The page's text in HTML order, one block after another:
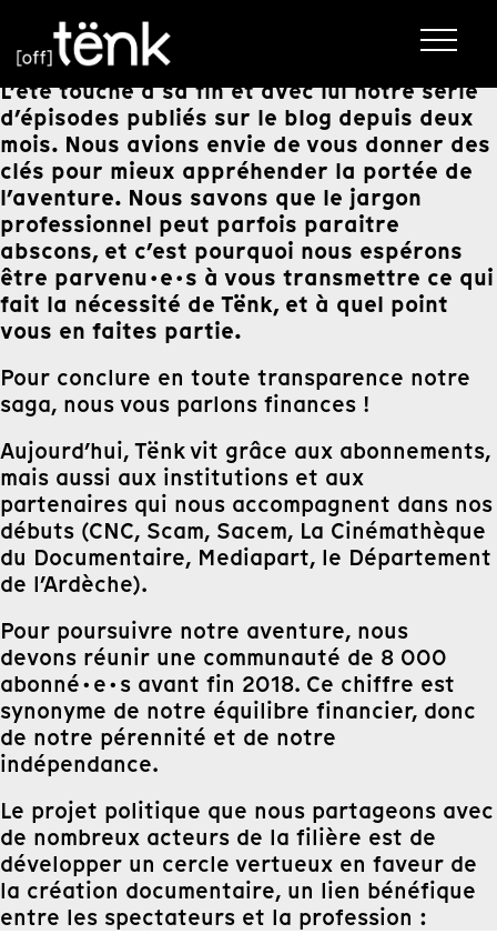
L’été touche à sa fin et avec lui notre série
d’épisodes publiés sur le blog depuis deux
mois. Nous avions envie de vous donner des
clés pour mieux appréhender la portée de
l’aventure. Nous savons que le jargon
professionnel peut parfois paraitre
abscons, et c’est pourquoi nous espérons
être parvenu·e·s à vous transmettre ce qui
fait la nécessité de Tënk, et à quel point
vous en faites partie.
Pour conclure en toute transparence notre
saga, nous vous parlons finances !
Aujourd’hui, Tënk vit grâce aux abonnements,
mais aussi aux institutions et aux
partenaires qui nous accompagnent dans nos
débuts (CNC, Scam, Sacem, La Cinémathèque
du Documentaire, Mediapart, le Département
de l’Ardèche).
Pour poursuivre notre aventure, nous
devons réunir une communauté de 8 000
abonné·e·s avant fin 2018. Ce chiffre est
synonyme de notre équilibre financier, donc
de notre pérennité et de notre
indépendance.
Le projet politique que nous partageons avec
de nombreux acteurs de la filière est de
développer un cercle vertueux en faveur de
la création documentaire, un lien bénéfique
entre les spectateurs et la profession :